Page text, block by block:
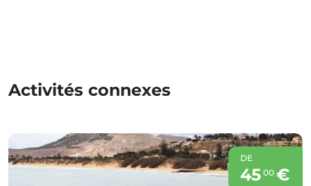
Activités connexes
DE
45 00€